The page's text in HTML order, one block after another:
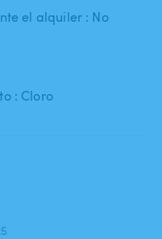
el alquiler : No
: Cloro